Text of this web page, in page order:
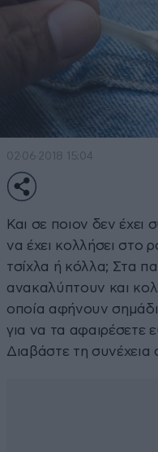
02·06·2018 15:04
Και σε ποιον δεν έχει
να έχει κολλήσει στο
τσίχλα ή κόλλα; Στα
ανακαλύπτουν και
οποία αφήνουν
για να τα αφαιρέσετε
Διαβάστε τη συνέχεια